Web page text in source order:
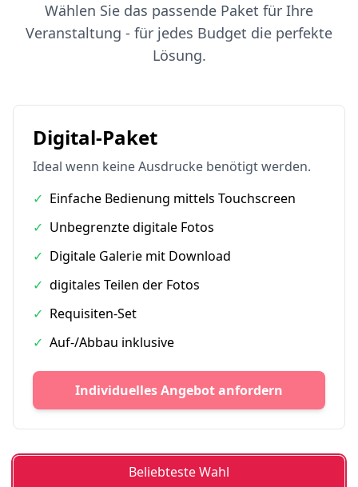
Wählen Sie das passende Paket für Ihre
Veranstaltung - für jedes Budget die perfekte
Lösung.
Digital-Paket
Ideal wenn keine Ausdrucke benötigt werden.
✓ Einfache Bedienung mittels Touchscreen
✓ Unbegrenzte digitale Fotos
✓ Digitale Galerie mit Download
✓ digitales Teilen der Fotos
✓ Requisiten-Set
✓ Auf-/Abbau inklusive
Individuelles Angebot anfordern
Beliebteste Wahl